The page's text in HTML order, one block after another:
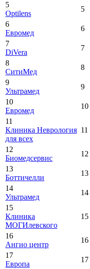
5
Optilens
5
6
Евромед
6
7
DiVera
7
8
СитиМед
8
9
Ультрамед
9
10
Евромед
10
11
Клиника Неврология
для всех
11
12
Биомедсервис
12
13
Боттичелли
13
14
Ультрамед
14
15
Клиника
МОГИлевского
15
16
Ангио центр
16
17
Европа
17